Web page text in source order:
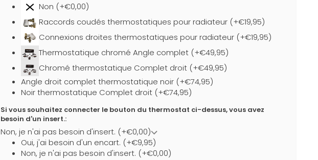
Non (+€0,00)
Raccords coudés thermostatiques pour radiateur (+€19,95)
Connexions droites thermostatiques pour radiateur (+€19,95)
Thermostatique chromé Angle complet (+€49,95)
Chromé thermostatique Complet droit (+€49,95)
Angle droit complet thermostatique noir (+€74,95)
Noir thermostatique Complet droit (+€74,95)
Si vous souhaitez connecter le bouton du thermostat ci-dessus, vous avez
besoin d'un insert.:
Non, je n'ai pas besoin d'insert. (+€0,00)
Oui, j'ai besoin d'un encart. (+€9,95)
Non, je n'ai pas besoin d'insert. (+€0,00)